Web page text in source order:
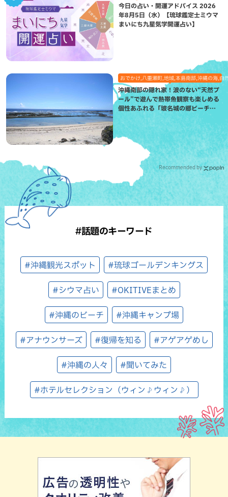
今日の占い・開運アドバイス 2026
年8月5日（水）【琉球鑑定士ミウマ
まいにち九星気学開運占い】
おでかけ,八重瀬町,地域,本島南部,沖縄の海,自
沖縄南部の隠れ家！波のない“天然プ
ール”で遊んで熱帯魚観察も楽しめる
個性あふれる「玻名城の郷ビーチ」
（八重瀬町）
Recommended by
#話題のキーワード
#沖縄観光スポット #琉球ゴールデンキングス
#シウマ占い #OKITIVEまとめ
#沖縄のビーチ #沖縄キャンプ場
#アナウンサーズ #復帰を知る #アゲアゲめし
#沖縄の人々 #聞いてみた
#ホテルセレクション（ウィン♪ウィン♪）